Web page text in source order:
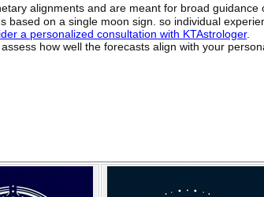
alignments and are meant for broad guidance
based on a single moon sign. so individual
a personalized consultation with KTAstrologer.
how well the forecasts align with your